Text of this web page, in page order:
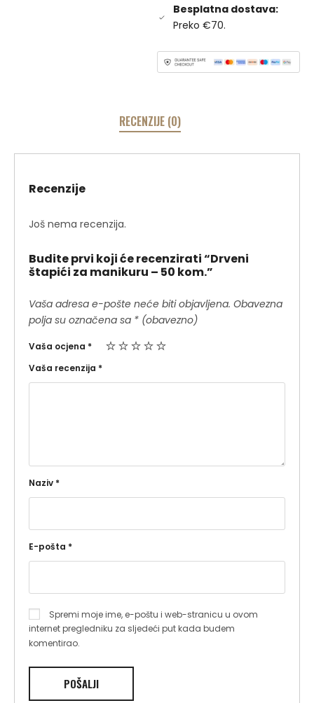
Besplatna dostava:
Preko €70.
RECENZIJE (0)
Recenzije
Još nema recenzija.
Budite prvi koji će recenzirati “Drveni
štapići za manikuru – 50 kom.”
Vaša adresa e-pošte neće biti objavljena. Obavezna
polja su označena sa * (obavezno)
Vaša ocjena *
Vaša recenzija *
Naziv *
E-pošta *
Spremi moje ime, e-poštu i web-stranicu u ovom
internet pregledniku za sljedeći put kada budem
komentirao.